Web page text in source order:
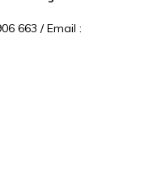
663 / Email :